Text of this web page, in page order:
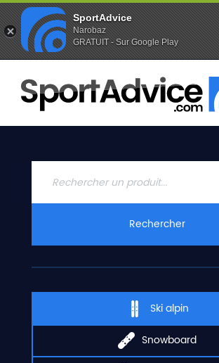
Favoris (0) Alertes (0)
ACCUEIL
SKIS
2020
CONTACT
Rechercher
Ski alpin
Snowboard
SportAdvice
Narobaz
GRATUIT - Sur Google Play